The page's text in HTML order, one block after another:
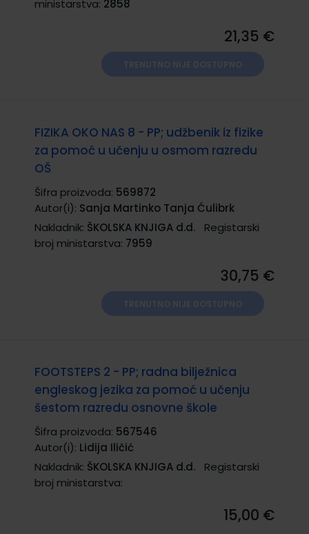
ministarstva: 2858
21,35 €
FIZIKA OKO NAS 8 - PP; udžbenik iz fizike
za pomoć u učenju u osmom razredu
OŠ
Šifra proizvoda: 569872
Autor(i): Sanja Martinko Tanja Ćulibrk
Nakladnik: ŠKOLSKA KNJIGA d.d.
Registarski
broj ministarstva: 7959
30,75 €
FOOTSTEPS 2 - PP; radna bilježnica
engleskog jezika za pomoć u učenju
šestom razredu osnovne škole
Šifra proizvoda: 567546
Autor(i): Lidija Iličić
Nakladnik: ŠKOLSKA KNJIGA d.d.
Registarski
broj ministarstva:
15,00 €